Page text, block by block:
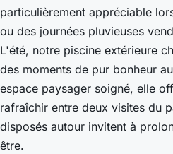
particulièrement appréciable
ou des journées pluvieuses
L'été, notre piscine extérieure
des moments de pur bonheur
espace paysager soigné, elle
rafraîchir entre deux visites du
disposés autour invitent à
être.